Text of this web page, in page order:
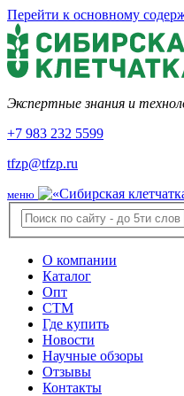
Перейти к основному
Экспертные знания и
+7 983 232 5599
tfzp@tfzp.ru
меню
О компании
Каталог
Опт
СТМ
Где купить
Новости
Научные обзоры
Отзывы
Контакты